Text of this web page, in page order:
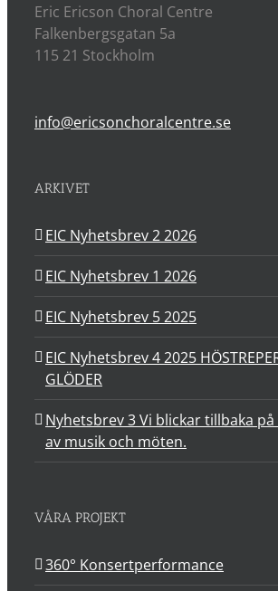
Eric Ericson Choral Centre
Falkenbergsgatan 5a
115 21 Stockholm
info@ericsonchoralcentre.se
ARKIVET
EIC Nyhetsbrev 2 2026
EIC Nyhetsbrev 1 2026
EIC Nyhetsbrev 5 2025
EIC Nyhetsbrev 4 2025
GLÖDER
Nyhetsbrev 3 Vi blickar tillbaka
av musik och möten.
VÅRA PROJEKT
360° Konsertperformance